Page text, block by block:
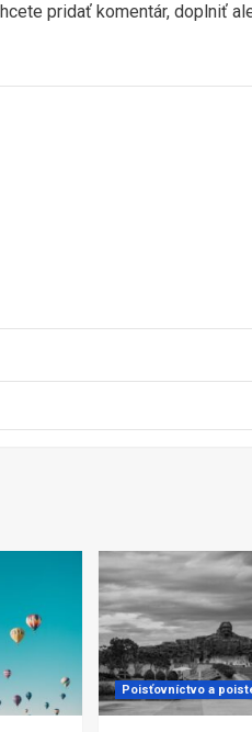
pridať komentár, doplniť
Poisťovníctvo a